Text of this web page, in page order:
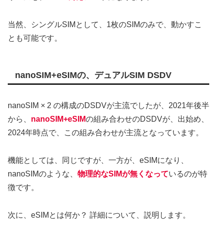
当然、シングルSIMとして、1枚のSIMのみで、動かすこ
とも可能です。
nanoSIM+eSIMの、デュアルSIM DSDV
nanoSIM × 2 の構成のDSDVが主流でしたが、2021年後半
から、 nanoSIM+eSIMの組み合わせのDSDVが、出始め、
2024年時点で、この組み合わせが主流となっています。
機能としては、同じですが、一方が、eSIMになり、
nanoSIMのような、 物理的なSIMが無くなっているのが特
徴です。
次に、eSIMとは何か？ 詳細について、説明します。